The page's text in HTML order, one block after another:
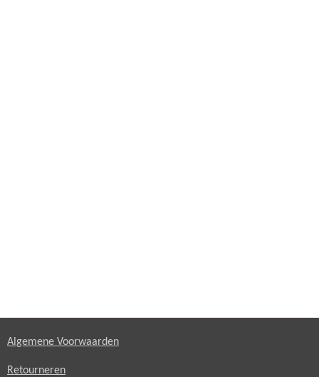
Algemene Voorwaarden
Retourneren